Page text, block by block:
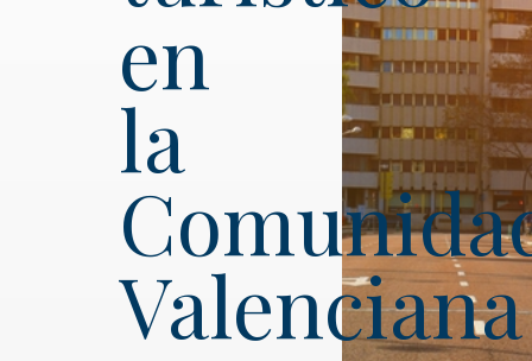
en
la
Valenciana